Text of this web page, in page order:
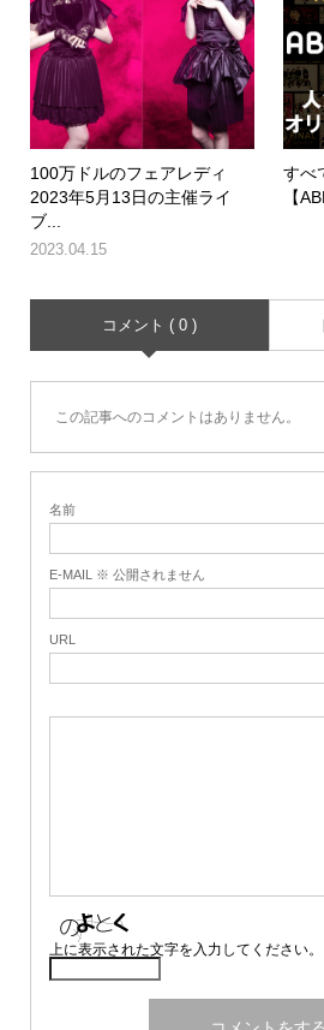
100万ドルのフェアレディ
2023年5月13日の主催ライ
ブ...
2023.04.15
すべ
【
コメント ( 0 )
この記事へのコメントはありません。
名前
E-MAIL ※ 公開されません
URL
上に表示された文字を入力してください。